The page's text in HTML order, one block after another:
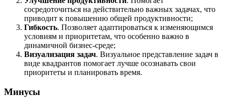
сосредоточиться на действительно важных задачах, что
приводит к повышению общей продуктивности;
Гибкость. Позволяет адаптироваться к изменяющимся
условиям и приоритетам, что особенно важно в
динамичной бизнес-среде;
Визуализация задач. Визуальное представление задач в
виде квадрантов помогает лучше осознавать свои
приоритеты и планировать время.
Минусы